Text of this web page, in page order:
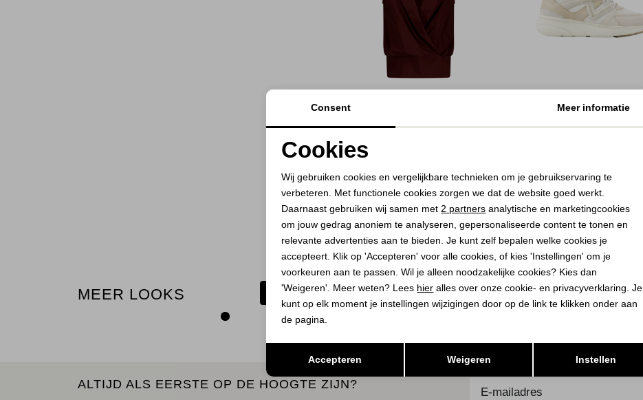
STUDIO ANNELOES
Hanne wrap top 8600 chestnut
PLAATS IN
WINKELMAND
SELECTEER MAAT
VIA VAI
PLAATS IN
WINKELMAND
SELECTEER MAAT
MEER LOOKS BEKIJK BEKIJK
ALTIJD ALS EERSTE OP DE HOOGTE ZIJN?
Analytische cookies Marketing cookies
Consent Meer informatie
Cookies
Wij gebruiken cookies en vergelijkbare technieken om je gebruikservaring te
verbeteren. Met functionele cookies zorgen we dat de website goed werkt.
Daarnaast gebruiken wij samen met 2 partners analytische en marketingcookies
om jouw gedrag anoniem te analyseren, gepersonaliseerde content te tonen en
relevante advertenties aan te bieden. Je kunt zelf bepalen welke cookies je
accepteert. Klik op 'Accepteren' voor alle cookies, of kies 'Instellingen' om je
voorkeuren aan te passen. Wil je alleen noodzakelijke cookies? Kies dan
'Weigeren'. Meer weten? Lees hier alles over onze cookie- en privacyverklaring. Je
kunt op elk moment je instellingen wijzigingen door op de link te klikken onder aan
de pagina.
Accepteren Weigeren Instellen